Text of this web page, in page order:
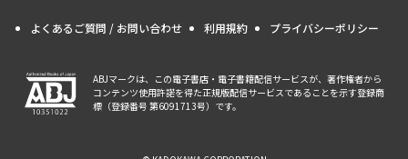
よくあるご質問 / お問い合わせ 利用規約 プライバシーポリシー
ABJマークは、この電子書店・電子書籍配信サービスが、著作権者から
コンテンツ使用許諾を得た正規版配信サービスであることを示す登録商
標（登録番号 第6091713号）です。